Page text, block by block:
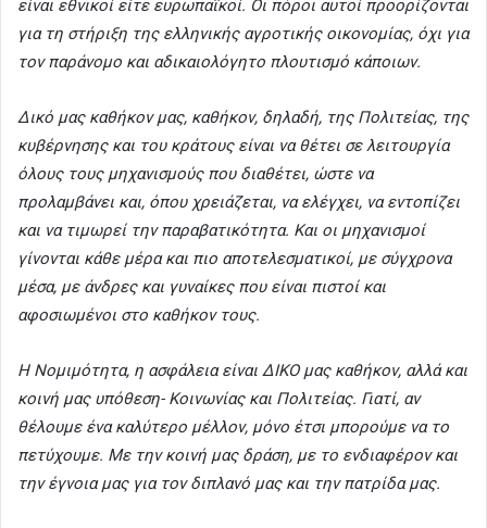
είναι εθνικοί είτε ευρωπαϊκοί. Οι πόροι αυτοί προορίζονται
για τη στήριξη της ελληνικής αγροτικής οικονομίας, όχι για
τον παράνομο και αδικαιολόγητο πλουτισμό κάποιων.
Δικό μας καθήκον μας, καθήκον, δηλαδή, της Πολιτείας, της
κυβέρνησης και του κράτους είναι να θέτει σε λειτουργία
όλους τους μηχανισμούς που διαθέτει, ώστε να
προλαμβάνει και, όπου χρειάζεται, να ελέγχει, να εντοπίζει
και να τιμωρεί την παραβατικότητα. Και οι μηχανισμοί
γίνονται κάθε μέρα και πιο αποτελεσματικοί, με σύγχρονα
μέσα, με άνδρες και γυναίκες που είναι πιστοί και
αφοσιωμένοι στο καθήκον τους.
Η Νομιμότητα, η ασφάλεια είναι ΔΙΚΟ μας καθήκον, αλλά και
κοινή μας υπόθεση- Κοινωνίας και Πολιτείας. Γιατί, αν
θέλουμε ένα καλύτερο μέλλον, μόνο έτσι μπορούμε να το
πετύχουμε. Με την κοινή μας δράση, με το ενδιαφέρον και
την έγνοια μας για τον διπλανό μας και την πατρίδα μας.